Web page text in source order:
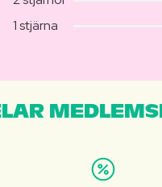
1 stjärna